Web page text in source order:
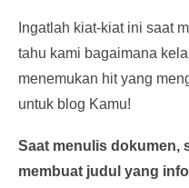
Ingatlah kiat-kiat ini saat
tahu kami bagaimana
menemukan hit yang
untuk blog Kamu!
Saat menulis dokumen,
membuat judul yang